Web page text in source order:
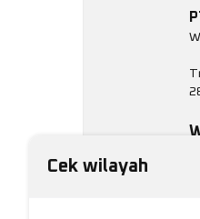
Cek wilayah